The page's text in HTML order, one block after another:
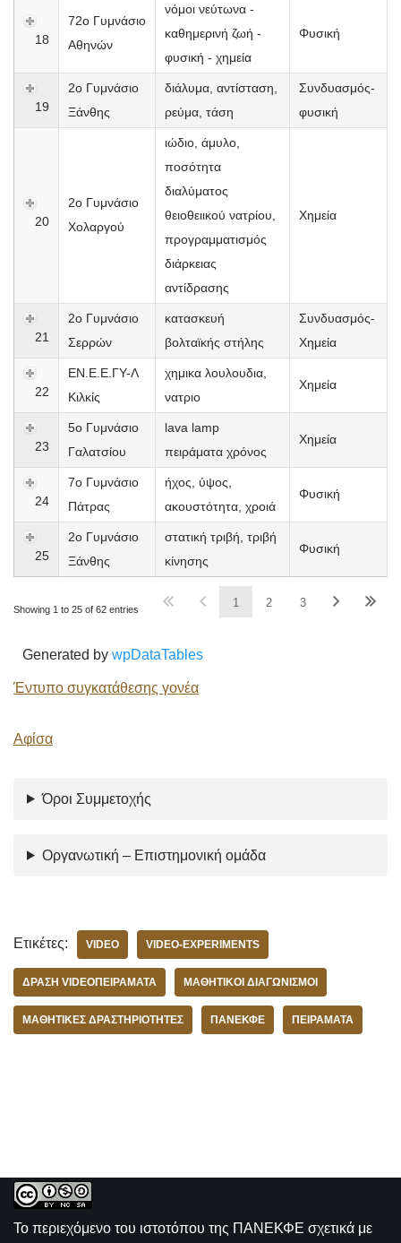
18
72ο Γυμνάσιο
Αθηνών
νόμοι νεύτωνα -
καθημερινή ζωή -
φυσική - χημεία
Φυσική
19
2o Γυμνάσιο
Ξάνθης
διάλυμα, αντίσταση,
ρεύμα, τάση
Συνδυασμός-
φυσική
20
2ο Γυμνάσιο
Χολαργού
ιώδιο, άμυλο,
ποσότητα
διαλύματος
θειοθειικού νατρίου,
προγραμματισμός
διάρκειας
αντίδρασης
Χημεία
21
2ο Γυμνάσιο
Σερρών
κατασκευή
βολταϊκής στήλης
Συνδυασμός-
Χημεία
22
ΕΝ.Ε.Ε.ΓΥ-Λ
Κιλκίς
χημικα λουλουδια,
νατριο
Χημεία
23
5ο Γυμνάσιο
Γαλατσίου
lava lamp
πειράματα χρόνος
Χημεία
24
7ο Γυμνάσιο
Πάτρας
ήχος, ύψος,
ακουστότητα, χροιά
Φυσική
25
2ο Γυμνάσιο
Ξάνθης
στατική τριβή, τριβή
κίνησης
Φυσική
Showing 1 to 25 of 62 entries
1 2 3
Generated by wpDataTables
Έντυπο συγκατάθεσης γονέα
Αφίσα
Όροι Συμμετοχής
Οργανωτική – Επιστημονική ομάδα
Ετικέτες: VIDEO VIDEO-EXPERIMENTS
ΔΡΆΣΗ VIDEOΠΕΙΡΆΜΑΤΑ ΜΑΘΗΤΙΚOΊ ΔΙΑΓΩΝΙΣΜΟΊ
ΜΑΘΗΤΙΚΈΣ ΔΡΑΣΤΗΡΙΌΤΗΤΕΣ ΠΑΝΕΚΦΕ ΠΕΙΡΆΜΑΤΑ
Το περιεχόμενο του ιστοτόπου της ΠΑΝΕΚΦΕ σχετικά με